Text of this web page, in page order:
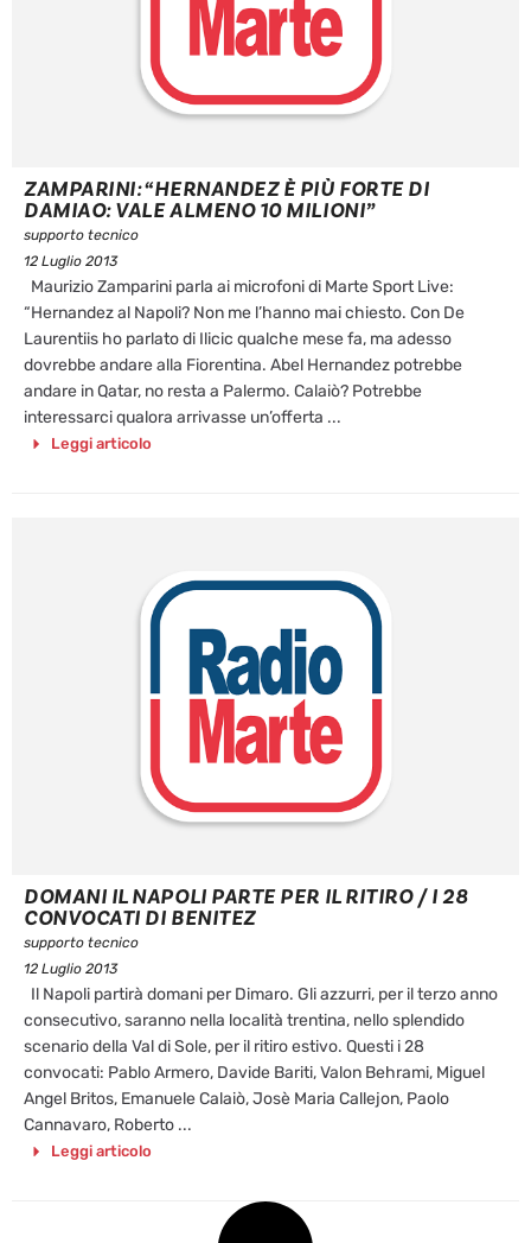
ZAMPARINI: “HERNANDEZ È PIÙ FORTE DI
DAMIAO: VALE ALMENO 10 MILIONI”
supporto tecnico
12 Luglio 2013
Maurizio Zamparini parla ai microfoni di Marte Sport Live:
“Hernandez al Napoli? Non me l’hanno mai chiesto. Con De
Laurentiis ho parlato di Ilicic qualche mese fa, ma adesso
dovrebbe andare alla Fiorentina. Abel Hernandez potrebbe
andare in Qatar, no resta a Palermo. Calaiò? Potrebbe
interessarci qualora arrivasse un’offerta ...
Leggi articolo
DOMANI IL NAPOLI PARTE PER IL RITIRO / I 28
CONVOCATI DI BENITEZ
supporto tecnico
12 Luglio 2013
Il Napoli partirà domani per Dimaro. Gli azzurri, per il terzo anno
consecutivo, saranno nella località trentina, nello splendido
scenario della Val di Sole, per il ritiro estivo. Questi i 28
convocati: Pablo Armero, Davide Bariti, Valon Behrami, Miguel
Angel Britos, Emanuele Calaiò, Josè Maria Callejon, Paolo
Cannavaro, Roberto ...
Leggi articolo